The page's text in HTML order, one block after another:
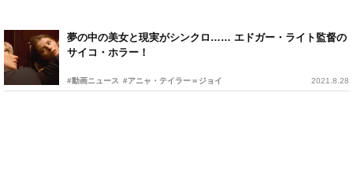
夢の中の美女と現実がシンクロ…… エドガー・ライト監督の
サイコ・ホラー！
#動画ニュース #アニャ・テイラー＝ジョイ 2021.8.28